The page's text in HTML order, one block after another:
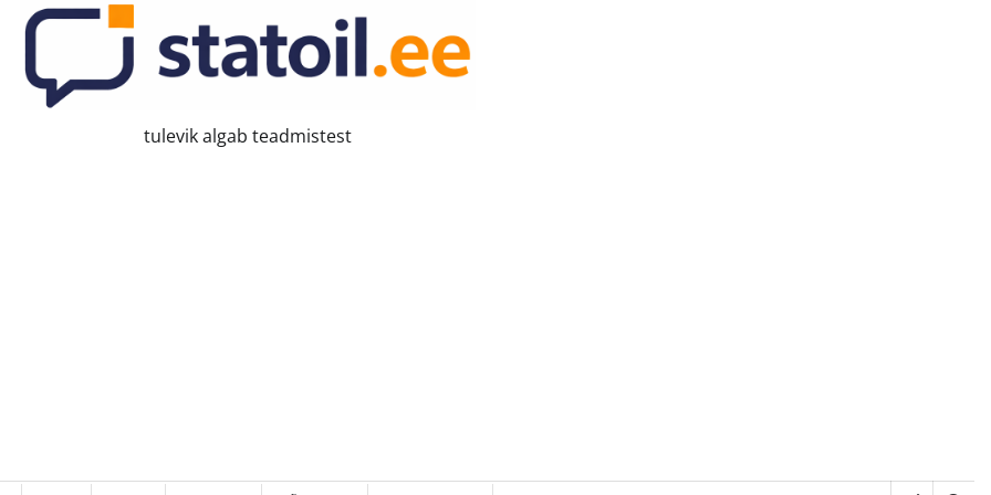
tulevik algab teadmistest